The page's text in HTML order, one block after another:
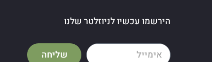
הירשמו עכשיו לניוזלטר שלנו
שליחה